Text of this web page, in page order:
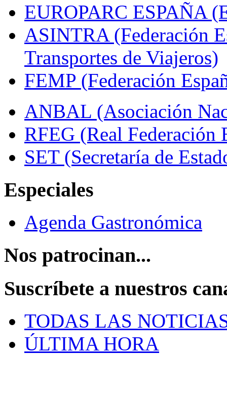
EUROPARC ESPAÑA
ASINTRA (Federación
Transportes de Viajeros)
FEMP (Federación
ANBAL (Asociación
RFEG (Real Federación
SET (Secretaría de
Especiales
Agenda Gastronómica
Nos patrocinan...
Suscríbete a nuestros
TODAS LAS
ÚLTIMA HORA